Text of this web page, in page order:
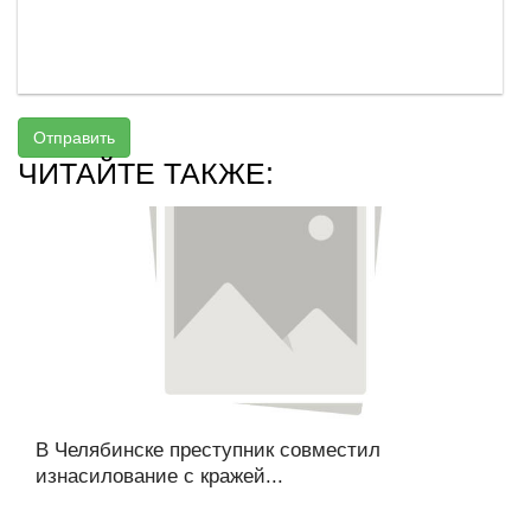
Отправить
ЧИТАЙТЕ ТАКЖЕ:
В Челябинске преступник совместил
изнасилование с кражей...